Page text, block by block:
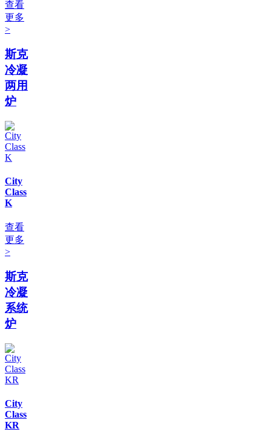
查看
更多
>
斯克
冷凝
两用
炉
City
Class
K
查看
更多
>
斯克
冷凝
系统
炉
City
Class
KR